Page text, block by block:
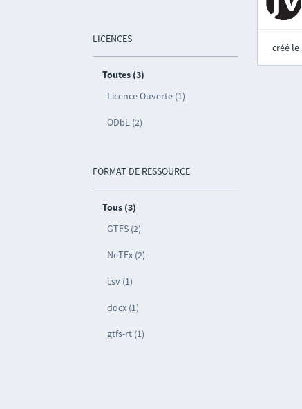
LICENCES
Toutes (3)
Licence Ouverte (1)
ODbL (2)
FORMAT DE RESSOURCE
Tous (3)
GTFS (2)
NeTEx (2)
csv (1)
docx (1)
gtfs-rt (1)
créé le